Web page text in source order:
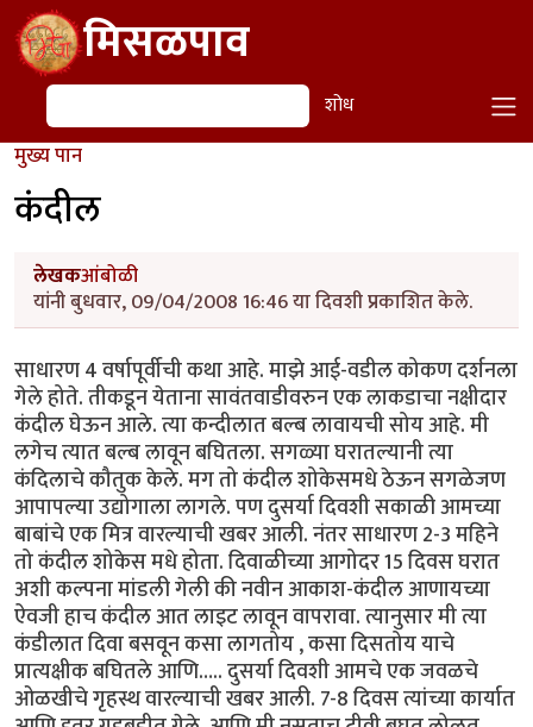
Skip to main contentमिसळपाव
शोध शोध
मुख्य पान
कंदील
लेखकआंबोळी
यांनी बुधवार, 09/04/2008 16:46 या दिवशी प्रकाशित केले.
साधारण 4 वर्षापूर्वीची कथा आहे. माझे आई-वडील कोकण दर्शनला
गेले होते. तीकडून येताना सावंतवाडीवरुन एक लाकडाचा नक्षीदार
कंदील घेऊन आले. त्या कन्दीलात बल्ब लावायची सोय आहे. मी
लगेच त्यात बल्ब लावून बघितला. सगळ्या घरातल्यानी त्या
कंदिलाचे कौतुक केले. मग तो कंदील शोकेसमधे ठेऊन सगळेजण
आपापल्या उद्योगाला लागले. पण दुसर्या दिवशी सकाळी आमच्या
बाबांचे एक मित्र वारल्याची खबर आली. नंतर साधारण 2-3 महिने
तो कंदील शोकेस मधे होता. दिवाळीच्या आगोदर 15 दिवस घरात
अशी कल्पना मांडली गेली की नवीन आकाश-कंदील आणायच्या
ऐवजी हाच कंदील आत लाइट लावून वापरावा. त्यानुसार मी त्या
कंडीलात दिवा बसवून कसा लागतोय , कसा दिसतोय याचे
प्रात्यक्षीक बघितले आणि….. दुसर्या दिवशी आमचे एक जवळचे
ओळखीचे गृहस्थ वारल्याची खबर आली. 7-8 दिवस त्यांच्या कार्यात